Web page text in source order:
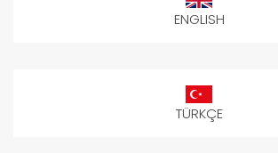
ENGLISH
TÜRKÇE